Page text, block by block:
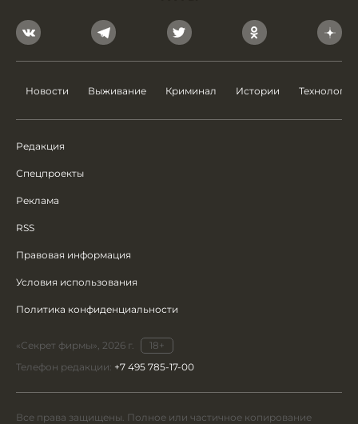
Новости Выживание Криминал Истории Технологии
Редакция
Спецпроекты
Реклама
RSS
Правовая информация
Условия использования
Политика конфиденциальности
«Секрет фирмы», 2026 г.
18+
Телефон редакции: +7 495 785-17-00
Все права защищены. Полное или частичное копирование